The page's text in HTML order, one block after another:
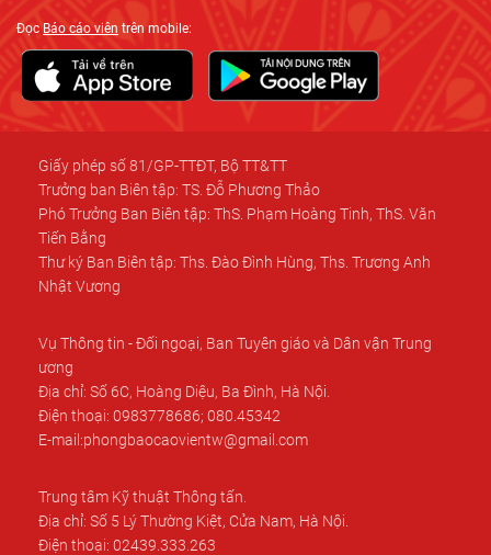
ĐọcBáo cáo viên trên mobile:
Giấy phép số 81/GP-TTĐT, Bộ TT&TT
Trưởng ban Biên tập: TS. Đỗ Phương Thảo
Phó Trưởng Ban Biên tập: ThS. Phạm Hoàng Tinh, ThS. Văn
Tiến Bằng
Thư ký Ban Biên tập: Ths. Đào Đình Hùng, Ths. Trương Anh
Nhật Vương
Vụ Thông tin - Đối ngoại, Ban Tuyên giáo và Dân vận Trung
ương
Địa chỉ: Số 6C, Hoàng Diệu, Ba Đình, Hà Nội.
Điện thoại: 0983778686; 080.45342
E-mail:phongbaocaovientw@gmail.com
Trung tâm Kỹ thuật Thông tấn.
Địa chỉ: Số 5 Lý Thường Kiệt, Cửa Nam, Hà Nội.
Điện thoại: 02439.333.263